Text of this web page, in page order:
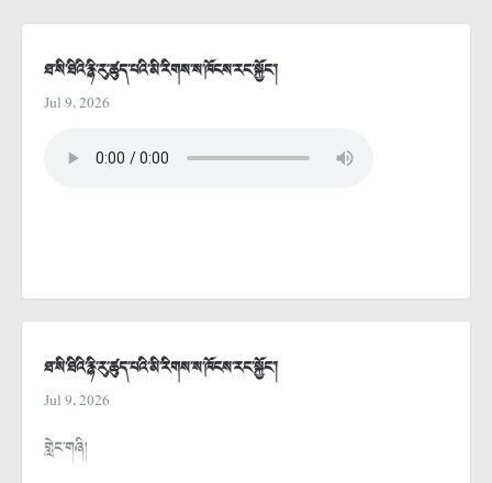
ཐ་སི་ཐིའི་རྙི་རུ་ཚུད་པའི་མི་རིགས་ས་ཁོངས་རང་སྐྱོང་།
Jul 9, 2026
ཐ་སི་ཐིའི་རྙི་རུ་ཚུད་པའི་མི་རིགས་ས་ཁོངས་རང་སྐྱོང་།
Jul 9, 2026
གླེང་གཞི།